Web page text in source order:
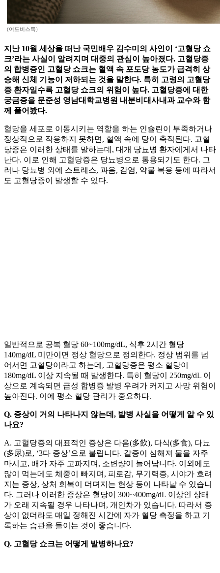
(어도비스톡)
지난 10월 세상을 떠난 국민배우 김수미의 사인이 ‘고혈당 쇼
크’라는 사실이 알려지며 대중의 관심이 높아졌다. 고혈당증
의 합병증인 고혈당 쇼크는 혈액 속 포도당 농도가 급격히 상
승해 신체 기능이 저하되는 것을 말한다. 특히 고령의 고혈당
증 환자일수록 고혈당 쇼크의 위험이 높다. 고혈당증에 대한
궁금증을 문준성 영남대학교병원 내분비대사내과 교수와 함
께 풀어봤다.
혈당을 세포로 이동시키는 역할을 하는 인슐린이 부족하거나
정상적으로 작용하지 못하면, 혈액 속에 당이 축적된다. 고혈
당증은 이러한 상태를 말하는데, 대개 당뇨병 환자에게서 나타
난다. 이로 인해 고혈당증은 당뇨병으로 통용되기도 한다. 그
러나 당뇨병 외에 스트레스, 과음, 감염, 약물 복용 등에 따라서
도 고혈당증이 발생할 수 있다.
일반적으로 공복 혈당 60~100mg/dL, 식후 2시간 혈당
140mg/dL 미만이면 정상 혈당으로 정의한다. 정상 범위를 넘
어서면 고혈당이라고 하는데, 고혈당증은 평소 혈당이
180mg/dL 이상 지속될 때 발생한다. 특히 혈당이 250mg/dL 이
상으로 계속되면 급성 합병증 발병 우려가 커지고 사망 위험이
높아진다. 이에 평소 혈당 관리가 중요하다.
Q. 증상이 거의 나타나지 않는데, 발병 사실을 어떻게 알 수 있
나요?
A. 고혈당증의 대표적인 증상은 다음(多飲), 다식(多食), 다뇨
(多尿)로, ‘3다 증상’으로 불립니다. 갈증이 심해져 물을 자주
마시고, 배가 자주 고파지며, 소변량이 늘어납니다. 이외에도
많이 먹는데도 체중이 빠지며, 피로감, 무기력증, 시야가 흐려
지는 증상, 상처 회복이 더뎌지는 현상 등이 나타날 수 있습니
다. 그러나 이러한 증상은 혈당이 300~400mg/dL 이상인 상태
가 오래 지속될 경우 나타나며, 개인차가 있습니다. 따라서 증
상이 없더라도 매일 정해진 시간에 자가 혈당 측정을 하고 기
록하는 습관을 들이는 것이 좋습니다.
Q. 고혈당 쇼크는 어떻게 발병하나요?